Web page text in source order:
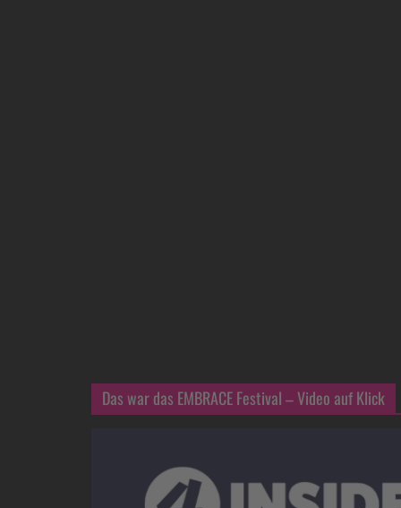
Das war das EMBRACE Festival – Video auf Klick